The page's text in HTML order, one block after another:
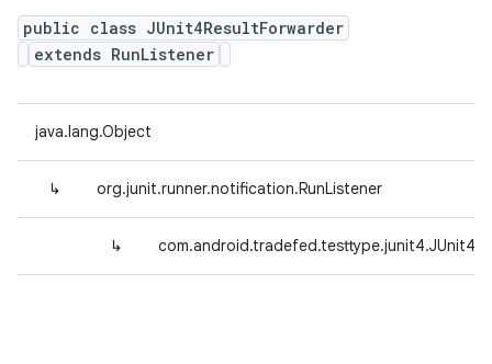
public class JUnit4ResultForwarder
extends RunListener
java.lang.Object
↳ org.junit.runner.notification.RunListener
↳